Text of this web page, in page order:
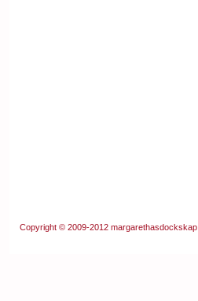
Copyright © 2009-2012 margarethasdockskap